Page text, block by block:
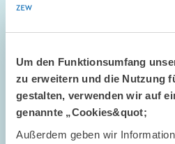
Um den Funktionsumfang
zu erweitern und die Nutzung
gestalten, verwenden wir auf
genannte „Cookies&quot;
Außerdem geben wir
STANDPUNKT // 16.07.2026